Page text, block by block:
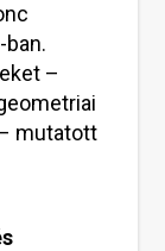
–
mutatott